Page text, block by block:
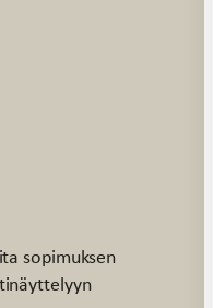
sopimuksen